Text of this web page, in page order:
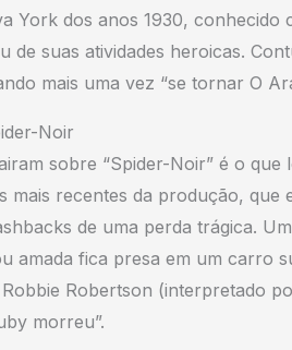
York dos anos 1930, conhecido
de suas atividades heroicas.
mais uma vez “se tornar O
Noir
sobre “Spider-Noir” é o
mais recentes da produção, que
de uma perda trágica.
amada fica presa em um carro
Robertson (interpretado
morreu”.